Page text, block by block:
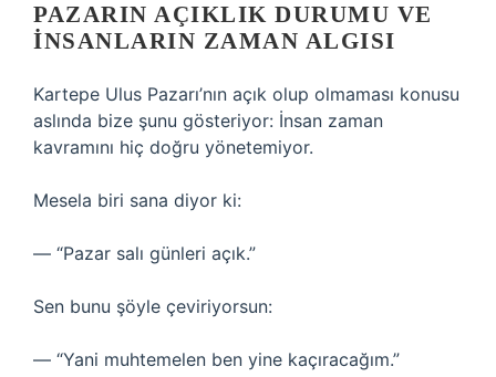
PAZARIN AÇIKLIK DURUMU VE
İNSANLARIN ZAMAN ALGISI
Kartepe Ulus Pazarı’nın açık olup olmaması konusu
aslında bize şunu gösteriyor: İnsan zaman
kavramını hiç doğru yönetemiyor.
Mesela biri sana diyor ki:
— “Pazar salı günleri açık.”
Sen bunu şöyle çeviriyorsun:
— “Yani muhtemelen ben yine kaçıracağım.”